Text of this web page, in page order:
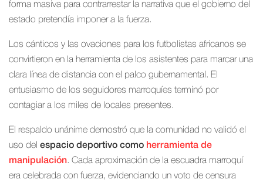
forma masiva para contrarrestar la narrativa que el gobierno del
estado pretendía imponer a la fuerza.
Los cánticos y las ovaciones para los futbolistas africanos se
convirtieron en la herramienta de los asistentes para marcar una
clara línea de distancia con el palco gubernamental. El
entusiasmo de los seguidores marroquíes terminó por
contagiar a los miles de locales presentes.
El respaldo unánime demostró que la comunidad no validó el
uso del espacio deportivo como herramienta de
manipulación. Cada aproximación de la escuadra marroquí
era celebrada con fuerza, evidenciando un voto de censura